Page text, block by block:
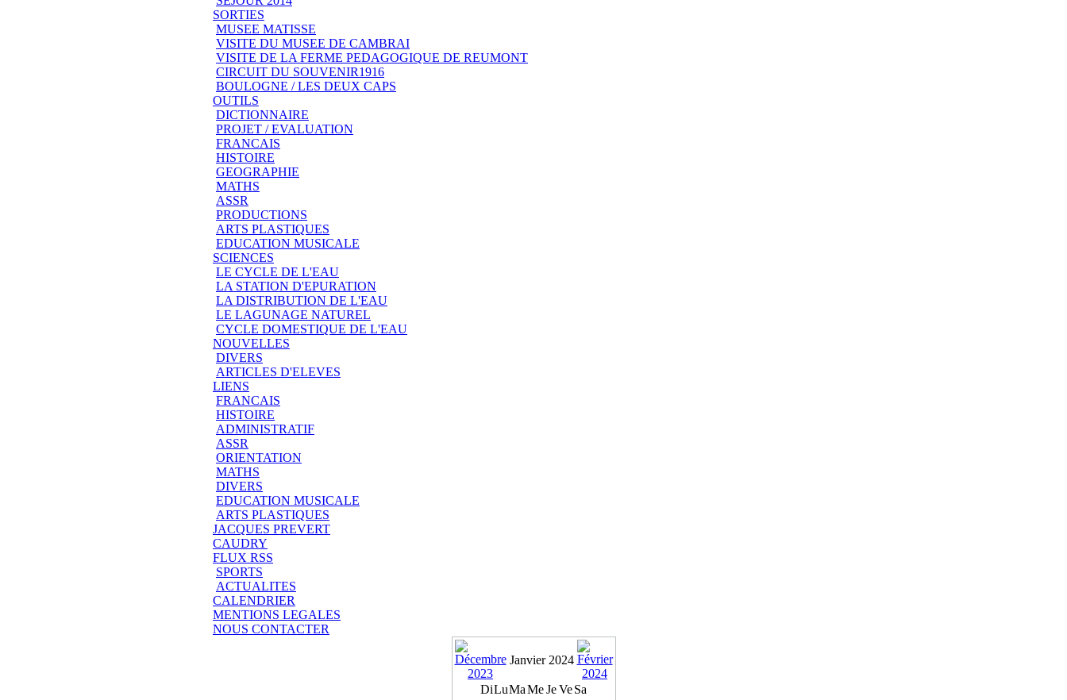
SORTIES
MUSEE MATISSE
VISITE DU MUSEE DE CAMBRAI
VISITE DE LA FERME PEDAGOGIQUE DE REUMONT
CIRCUIT DU SOUVENIR1916
BOULOGNE / LES DEUX CAPS
OUTILS
DICTIONNAIRE
PROJET / EVALUATION
FRANCAIS
HISTOIRE
GEOGRAPHIE
MATHS
ASSR
PRODUCTIONS
ARTS PLASTIQUES
EDUCATION MUSICALE
SCIENCES
LE CYCLE DE L'EAU
LA STATION D'EPURATION
LA DISTRIBUTION DE L'EAU
LE LAGUNAGE NATUREL
CYCLE DOMESTIQUE DE L'EAU
NOUVELLES
DIVERS
ARTICLES D'ELEVES
LIENS
FRANCAIS
HISTOIRE
ADMINISTRATIF
ASSR
ORIENTATION
MATHS
DIVERS
EDUCATION MUSICALE
ARTS PLASTIQUES
JACQUES PREVERT
CAUDRY
FLUX RSS
SPORTS
ACTUALITES
CALENDRIER
MENTIONS LEGALES
NOUS CONTACTER
Janvier 2024
DiLuMaMe Je Ve Sa